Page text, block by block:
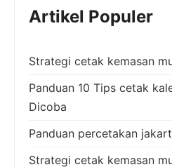
Artikel Populer
Strategi cetak kemasan
Panduan 10 Tips cetak
Dicoba
Panduan percetakan
Strategi cetak kemasan